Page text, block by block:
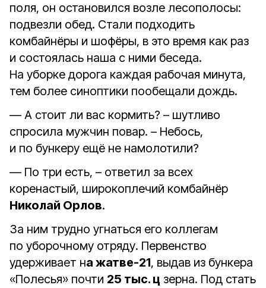
поля, он остановился возле лесополосы:
подвезли обед. Стали подходить
комбайнёры и шофёры, в это время как раз
и состоялась наша с ними беседа.
На уборке дорога каждая рабочая минута,
тем более синоптики пообещали дождь.
— А стоит ли вас кормить? – шутливо
спросила мужчин повар. – Небось,
и по бункеру ещё не намолотили?
— По три есть, – ответил за всех
коренастый, широкоплечий комбайнёр
Николай Орлов.
За ним трудно угнаться его коллегам
по уборочному отряду. Первенство
удерживает на жатве-21, выдав из бункера
«Полесья» почти 25 тыс. ц зерна. Под стать